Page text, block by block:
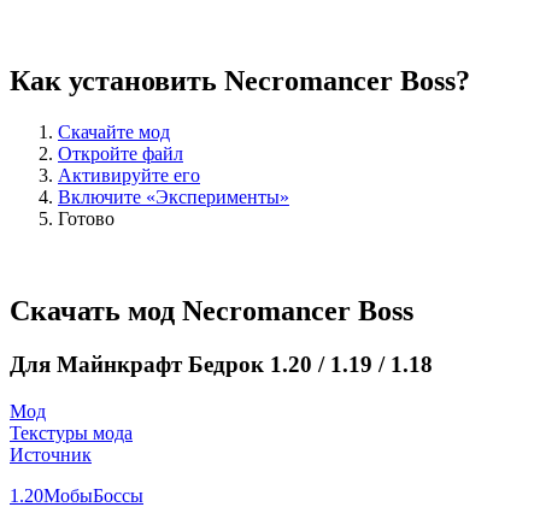
Как установить Necromancer Boss?
Скачайте мод
Откройте файл
Активируйте его
Включите «Эксперименты»
Готово
Скачать мод Necromancer Boss
Для Майнкрафт Бедрок 1.20 / 1.19 / 1.18
Мод
Текстуры мода
Источник
1.20МобыБоссы